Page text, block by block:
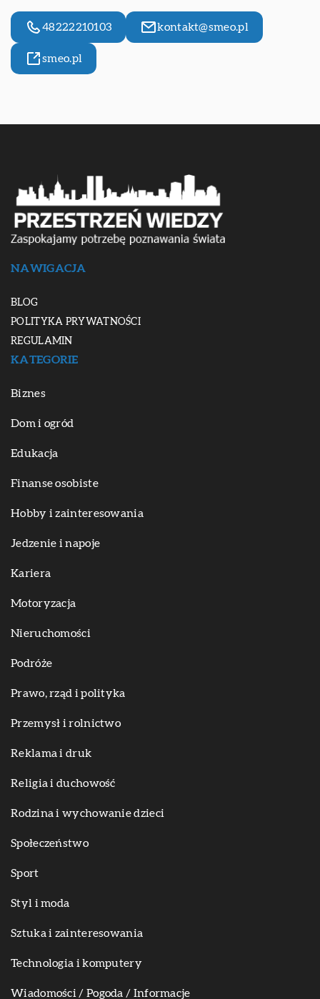
48222210103 kontakt@smeo.pl
smeo.pl
NAWIGACJA
BLOG
POLITYKA PRYWATNOŚCI
REGULAMIN
KATEGORIE
Biznes
Dom i ogród
Edukacja
Finanse osobiste
Hobby i zainteresowania
Jedzenie i napoje
Kariera
Motoryzacja
Nieruchomości
Podróże
Prawo, rząd i polityka
Przemysł i rolnictwo
Reklama i druk
Religia i duchowość
Rodzina i wychowanie dzieci
Społeczeństwo
Sport
Styl i moda
Sztuka i zainteresowania
Technologia i komputery
Wiadomości / Pogoda / Informacje